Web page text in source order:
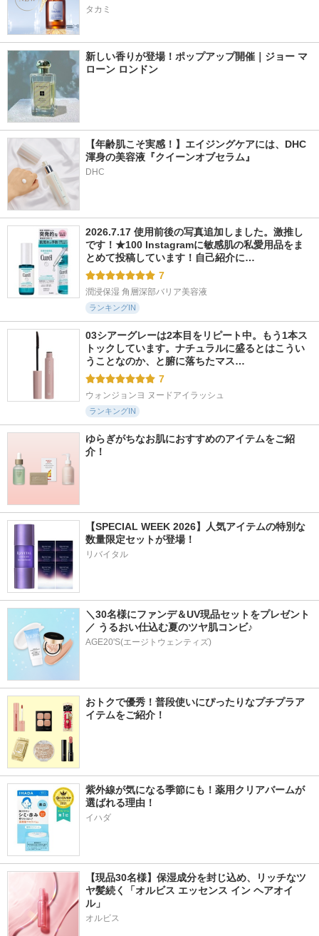
タカミ
新しい香りが登場！ポップアップ開催｜ジョー マ
ローン ロンドン
【年齢肌こそ実感！】エイジングケアには、DHC
渾身の美容液『クイーンオブセラム』
DHC
2026.7.17 使用前後の写真追加しました。激推し
です！★100 Instagramに敏感肌の私愛用品をま
とめて投稿しています！自己紹介に…
7
潤浸保湿 角層深部バリア美容液
ランキングIN
03シアーグレーは2本目をリピート中。もう1本ス
トックしています。ナチュラルに盛るとはこうい
うことなのか、と腑に落ちたマス…
7
ウォンジョンヨ ヌードアイラッシュ
ランキングIN
ゆらぎがちなお肌におすすめのアイテムをご紹
介！
【SPECIAL WEEK 2026】人気アイテムの特別な
数量限定セットが登場！
リバイタル
＼30名様にファンデ＆UV現品セットをプレゼント
／ うるおい仕込む夏のツヤ肌コンビ♪
AGE20'S(エージトウェンティズ)
おトクで優秀！普段使いにぴったりなプチプラア
イテムをご紹介！
紫外線が気になる季節にも！薬用クリアバームが
選ばれる理由！
イハダ
【現品30名様】保湿成分を封じ込め、リッチなツ
ヤ髪続く「オルビス エッセンス イン ヘアオイ
ル」
オルビス